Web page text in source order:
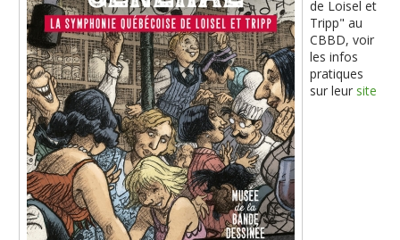
de Loisel et
Tripp" au
CBBD, voir
les infos
pratiques
sur leur site